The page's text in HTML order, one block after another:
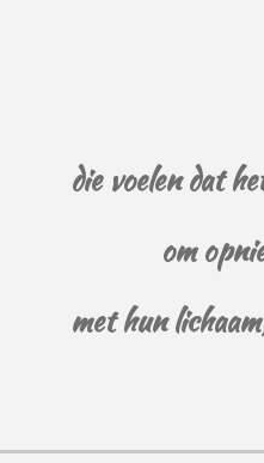
die voelen dat
om
met hun